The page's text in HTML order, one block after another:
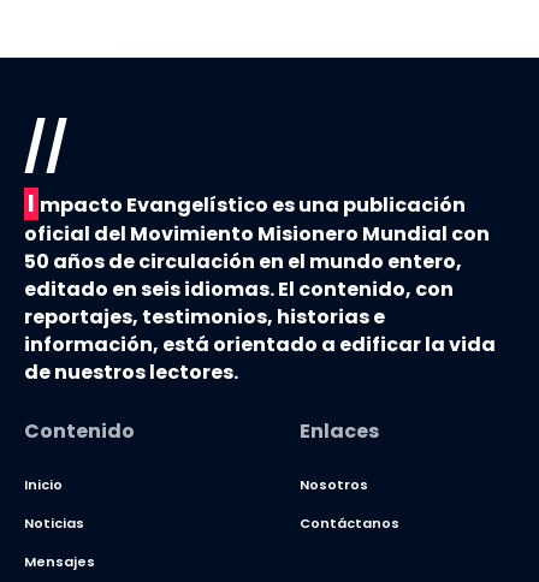
//
I mpacto Evangelístico es una publicación
oficial del Movimiento Misionero Mundial con
50 años de circulación en el mundo entero,
editado en seis idiomas. El contenido, con
reportajes, testimonios, historias e
información, está orientado a edificar la vida
de nuestros lectores.
Contenido
Inicio
Noticias
Mensajes
Enlaces
Nosotros
Contáctanos